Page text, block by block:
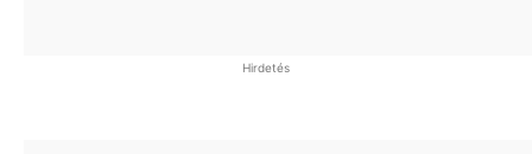
Hirdetés